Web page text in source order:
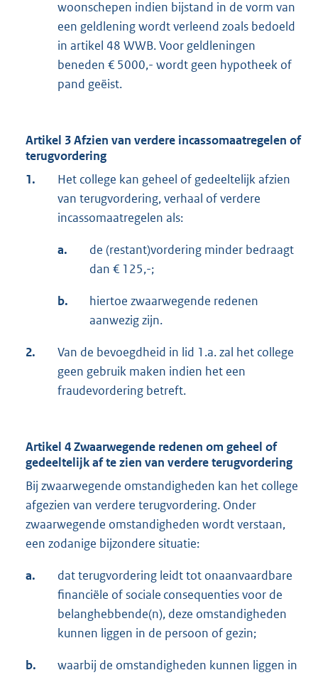
woonschepen indien bijstand in de vorm van
een geldlening wordt verleend zoals bedoeld
in artikel 48 WWB. Voor geldleningen
beneden € 5000,- wordt geen hypotheek of
pand geëist.
Artikel 3 Afzien van verdere incassomaatregelen of
terugvordering
1.
Het college kan geheel of gedeeltelijk afzien
van terugvordering, verhaal of verdere
incassomaatregelen als:
a.
de (restant)vordering minder bedraagt
dan € 125,-;
b.
hiertoe zwaarwegende redenen
aanwezig zijn.
2.
Van de bevoegdheid in lid 1.a. zal het college
geen gebruik maken indien het een
fraudevordering betreft.
Artikel 4 Zwaarwegende redenen om geheel of
gedeeltelijk af te zien van verdere terugvordering
Bij zwaarwegende omstandigheden kan het college
afgezien van verdere terugvordering. Onder
zwaarwegende omstandigheden wordt verstaan,
een zodanige bijzondere situatie:
a.
dat terugvordering leidt tot onaanvaardbare
financiële of sociale consequenties voor de
belanghebbende(n), deze omstandigheden
kunnen liggen in de persoon of gezin;
b.
waarbij de omstandigheden kunnen liggen in